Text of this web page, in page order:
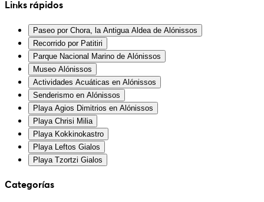
Links rápidos
Paseo por Chora, la Antigua Aldea de Alónissos
Recorrido por Patitiri
Parque Nacional Marino de Alónissos
Museo Alónissos
Actividades Acuáticas en Alónissos
Senderismo en Alónissos
Playa Agios Dimitrios en Alónissos
Playa Chrisi Milia
Playa Kokkinokastro
Playa Leftos Gialos
Playa Tzortzi Gialos
Categorías